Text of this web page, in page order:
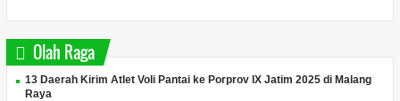
Olah Raga
13 Daerah Kirim Atlet Voli Pantai ke Porprov IX Jatim 2025 di Malang
Raya